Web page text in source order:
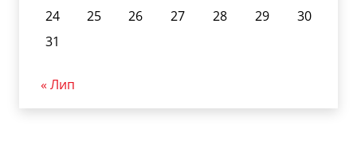
24
25 26 27 28 29
30
31
« Лип